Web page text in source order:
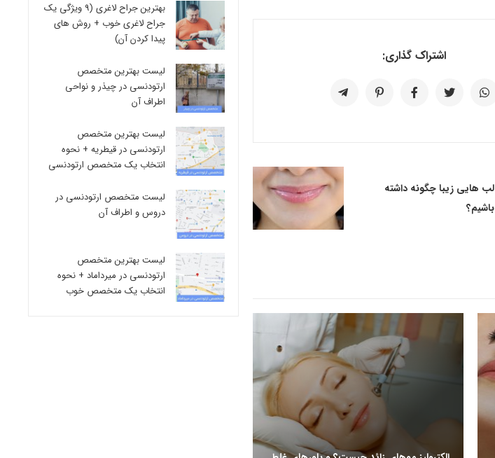
اشتراک گذاری:
لب هایی زیبا چگونه داشته
باشیم؟
بهترین جراح لاغری (9 ویژگی یک
جراح لاغری خوب + روش های
پیدا کردن آن)
لیست بهترین متخصص
ارتودنسی در چیذر و نواحی
اطراف آن
لیست بهترین متخصص
ارتودنسی در قیطریه + نحوه
انتخاب یک متخصص ارتودنسی
لیست متخصص ارتودنسی در
دروس و اطراف آن
لیست بهترین متخصص
ارتودنسی در میرداماد + نحوه
انتخاب یک متخصص خوب